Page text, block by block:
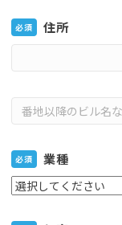
必須 住所
必須 業種